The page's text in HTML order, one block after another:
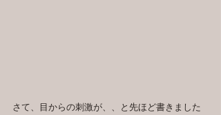
さて、目からの刺激が、、と先ほど書きました